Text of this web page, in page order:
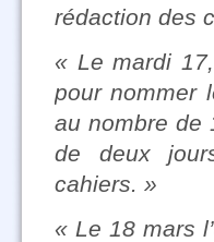
rédaction des
« Le mardi
pour nommer
au nombre de
de deux
cahiers. »
« Le 18 mars